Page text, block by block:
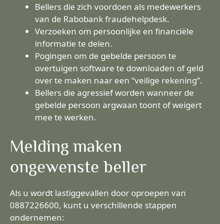
Bellers die zich voordoen als medewerkers
van de Rabobank fraudehelpdesk.
Verzoeken om persoonlijke en financiële
informatie te delen.
Pogingen om de gebelde persoon te
overtuigen software te downloaden of geld
over te maken naar een “veilige rekening”.
Bellers die agressief worden wanneer de
gebelde persoon argwaan toont of weigert
mee te werken.
Melding maken
ongewenste beller
Als u wordt lastiggevallen door oproepen van
0887226600, kunt u verschillende stappen
ondernemen: